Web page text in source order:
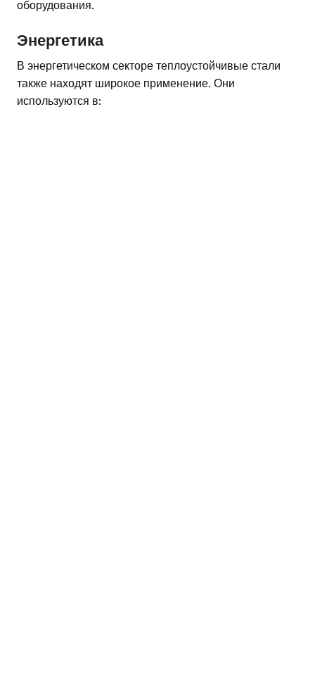
оборудования.
Энергетика
В энергетическом секторе теплоустойчивые стали
также находят широкое применение. Они
используются в: